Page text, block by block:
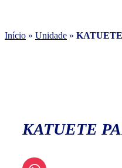
Início » Unidade »
KATUETE